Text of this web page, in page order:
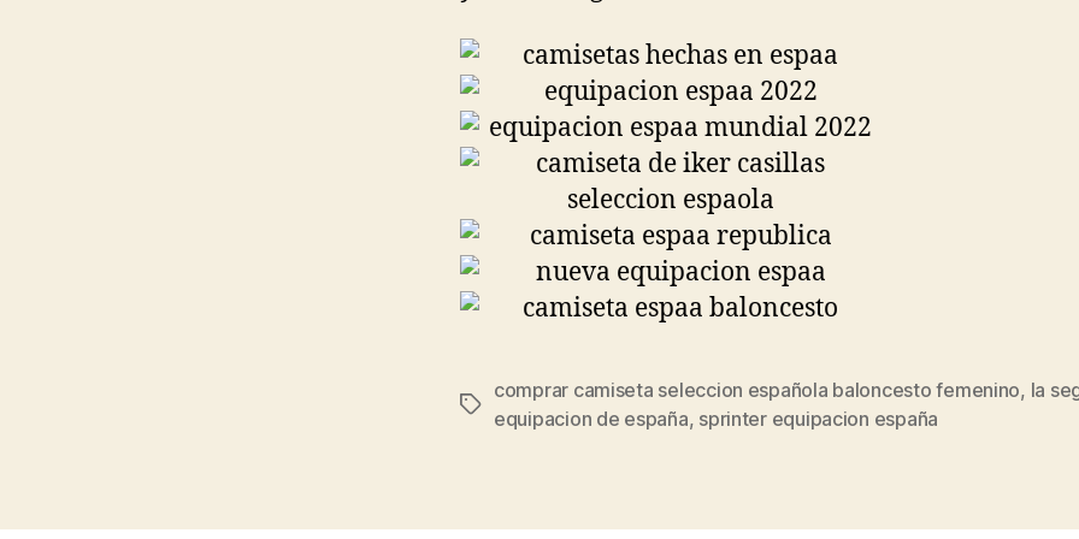
Etiquetas
comprar camiseta seleccion española baloncesto femenino, la
equipacion de españa, sprinter equipacion españa